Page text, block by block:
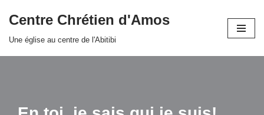
Centre Chrétien d'Amos
Une église au centre de l'Abitibi